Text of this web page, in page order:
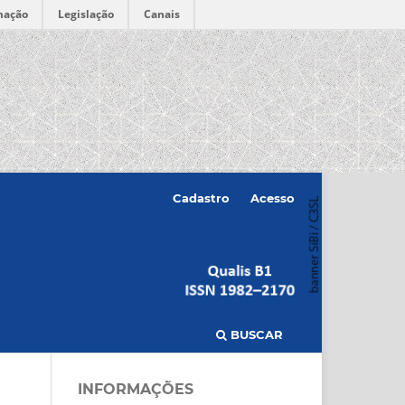
Legislação Canais
BUSCAR
Cadastro Acesso
INFORMAÇÕES